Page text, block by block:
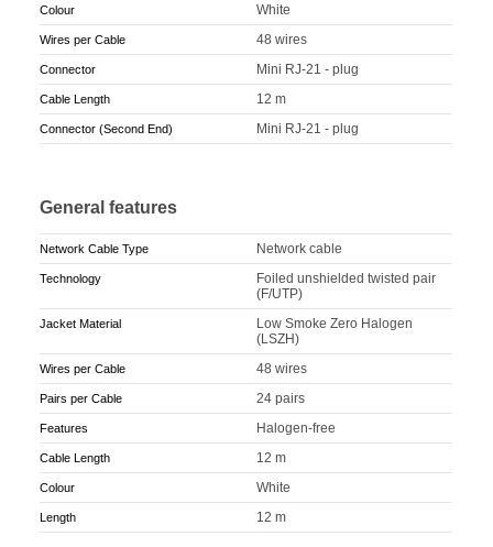
Colour White
Wires per Cable 48 wires
Connector Mini RJ-21 - plug
Cable Length 12 m
Connector (Second End) Mini RJ-21 - plug
General features
Network Cable Type Network cable
Technology
Foiled unshielded twisted pair
(F/UTP)
Jacket Material
Low Smoke Zero Halogen
(LSZH)
Wires per Cable 48 wires
Pairs per Cable 24 pairs
Features Halogen-free
Cable Length 12 m
Colour White
Length 12 m